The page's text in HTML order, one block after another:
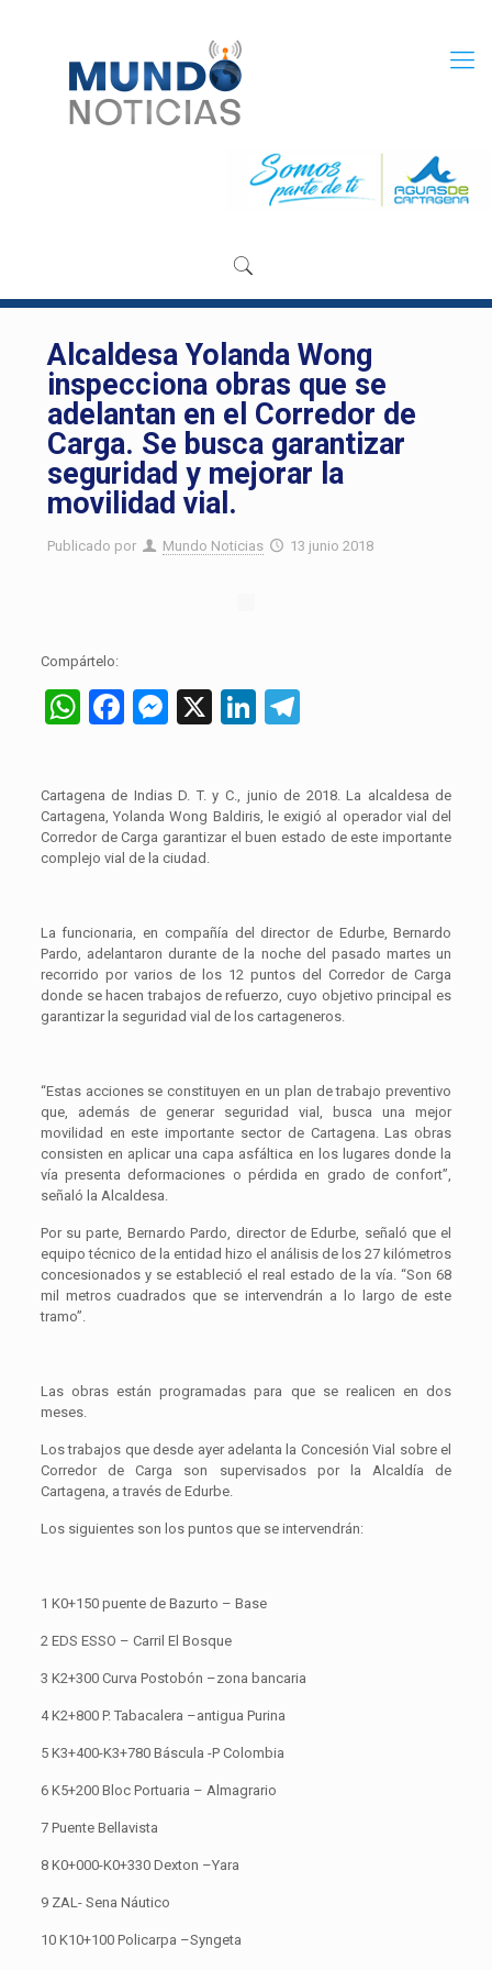
Alcaldesa Yolanda Wong
inspecciona obras que se
adelantan en el Corredor de
Carga. Se busca garantizar
seguridad y mejorar la
movilidad vial.
Publicado por Mundo Noticias 13 junio 2018
Compártelo:
WhatsApp
Facebook
Messenger
X LinkedIn
Cartagena de Indias D. T. y C., junio de 2018. La alcaldesa de
Cartagena, Yolanda Wong Baldiris, le exigió al operador vial del
Corredor de Carga garantizar el buen estado de este importante
complejo vial de la ciudad.
La funcionaria, en compañía del director de Edurbe, Bernardo
Pardo, adelantaron durante de la noche del pasado martes un
recorrido por varios de los 12 puntos del Corredor de Carga
donde se hacen trabajos de refuerzo, cuyo objetivo principal es
garantizar la seguridad vial de los cartageneros.
“Estas acciones se constituyen en un plan de trabajo preventivo
que, además de generar seguridad vial, busca una mejor
movilidad en este importante sector de Cartagena. Las obras
consisten en aplicar una capa asfáltica en los lugares donde la
vía presenta deformaciones o pérdida en grado de confort”,
señaló la Alcaldesa.
Por su parte, Bernardo Pardo, director de Edurbe, señaló que el
equipo técnico de la entidad hizo el análisis de los 27 kilómetros
concesionados y se estableció el real estado de la vía. “Son 68
mil metros cuadrados que se intervendrán a lo largo de este
tramo”.
Las obras están programadas para que se realicen en dos
meses.
Los trabajos que desde ayer adelanta la Concesión Vial sobre el
Corredor de Carga son supervisados por la Alcaldía de
Cartagena, a través de Edurbe.
Los siguientes son los puntos que se intervendrán:
1 K0+150 puente de Bazurto – Base
2 EDS ESSO – Carril El Bosque
3 K2+300 Curva Postobón –zona bancaria
4 K2+800 P. Tabacalera –antigua Purina
5 K3+400-K3+780 Báscula -P Colombia
6 K5+200 Bloc Portuaria – Almagrario
7 Puente Bellavista
8 K0+000-K0+330 Dexton –Yara
9 ZAL- Sena Náutico
10 K10+100 Policarpa –Syngeta